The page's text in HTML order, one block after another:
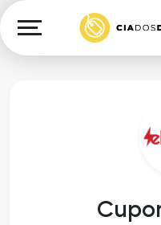
Cashback
Lojas
Explorar
Cupons